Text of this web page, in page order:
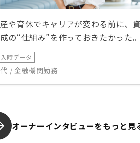
や育休でキャリアが変わる前に、
の“仕組み”を作っておきたかった。
時データ
/ 金融機関勤務
オーナーインタビューをもっと見